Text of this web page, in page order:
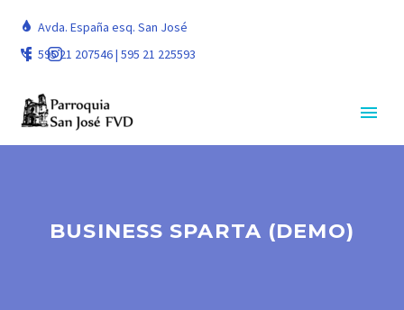
Avda. España esq. San José
595 21 207546 | 595 21 225593
BUSINESS SPARTA (DEMO)